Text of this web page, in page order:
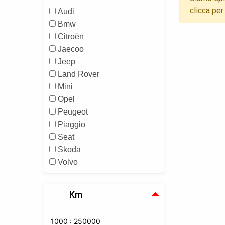
Audi
Bmw
Citroën
Jaecoo
Jeep
Land Rover
Mini
Opel
Peugeot
Piaggio
Seat
Skoda
Volvo
Km
1000 : 250000
clicca